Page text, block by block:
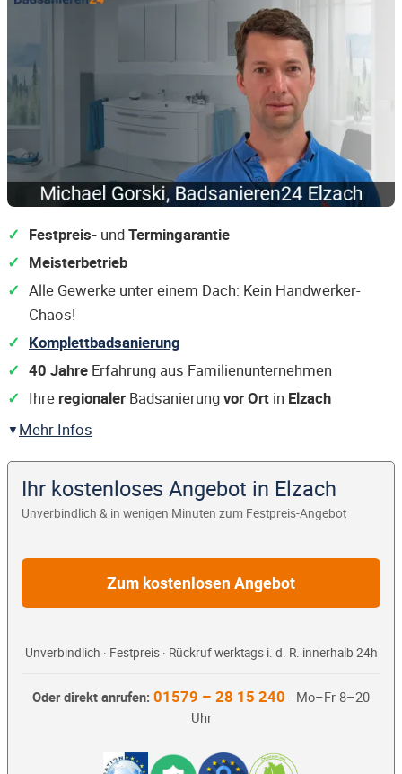
Festpreis- undTermingarantie
Meisterbetrieb
Alle Gewerke unter einem Dach: Kein Handwerker-
Chaos!
Komplettbadsanierung
40 Jahre Erfahrung aus Familienunternehmen
Ihre regionaler Badsanierungvor Ort in Elzach
Mehr Infos
Ihr kostenloses Angebot in Elzach
Unverbindlich & in wenigen Minuten zum Festpreis-Angebot
Zum kostenlosen Angebot
Unverbindlich · Festpreis · Rückruf werktags i. d. R. innerhalb 24h
Oder direkt anrufen: 01579 – 28 15 240 · Mo–Fr 8–20
Uhr